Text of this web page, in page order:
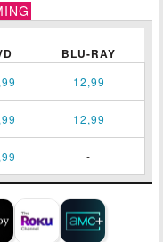
BLU-RAY
12,99
12,99
-